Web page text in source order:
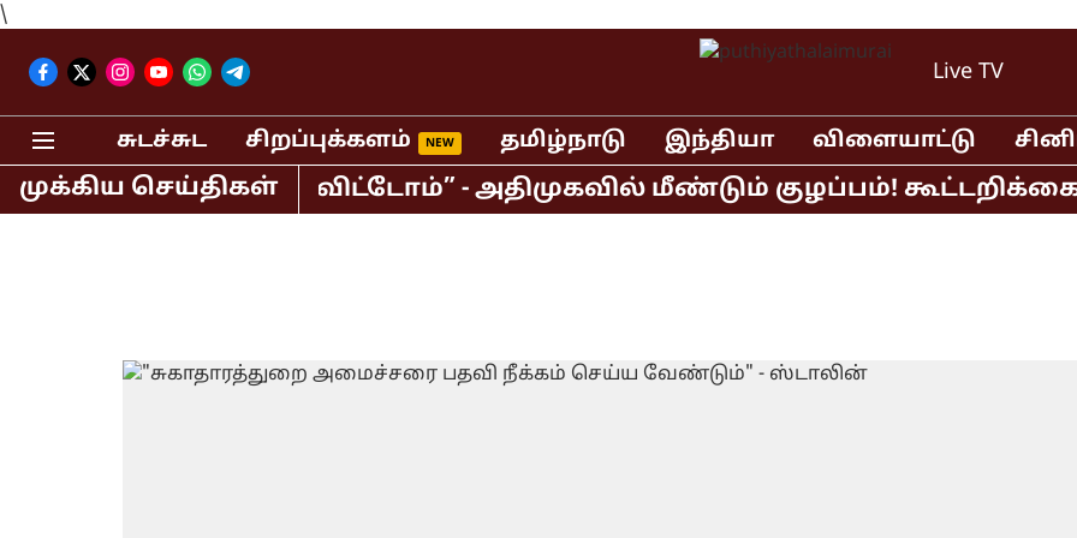
\
Live TV
சுடச்சுட சிறப்புக்களம் தமிழ்நாடு இந்தியா விளையாட்டு
முக்கிய செய்திகள்தவறவிட்டோம்” - அதிமுகவில் மீண்டும் குழப்பம்! கூட்டறிக்கை